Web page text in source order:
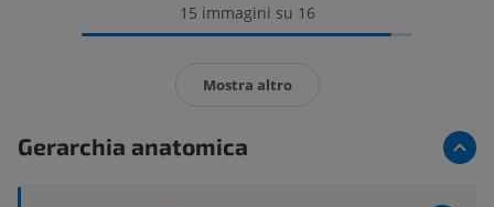
15 immagini su 16
Mostra altro
Gerarchia anatomica